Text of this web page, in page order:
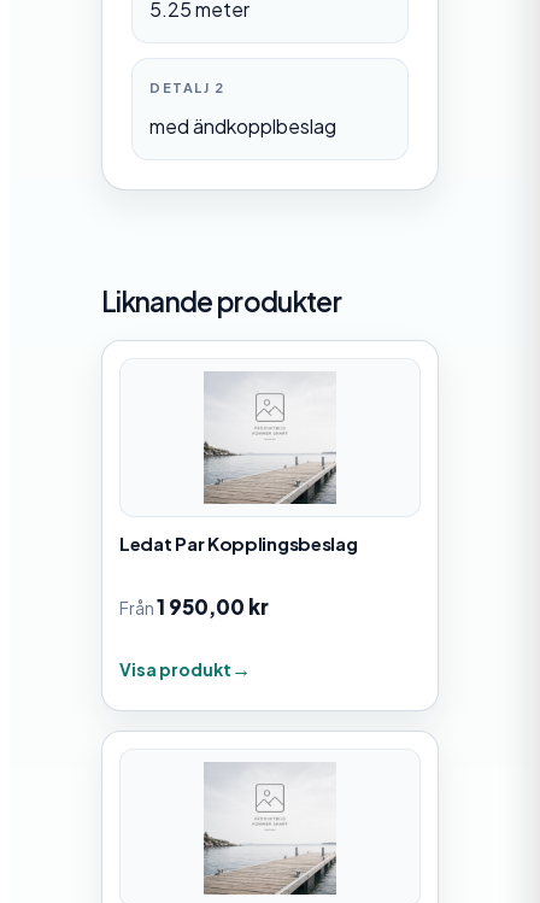
5.25 meter
DETALJ 2
med ändkopplbeslag
Liknande produkter
Ledat Par Kopplingsbeslag
Från1 950,00 kr
Visa produkt